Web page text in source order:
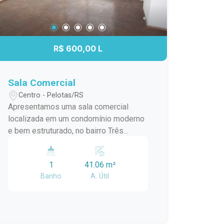
R$ 600,00 L
Sala Comercial
Centro - Pelotas/RS
Apresentamos uma sala comercial
localizada em um condomínio moderno
e bem estruturado, no bairro Três
amplo e versátil, ideal para atender às
necessidades do seu empreendimento.
Além disso, a sala conta com um
1
Banho
41.06 m²
A. Útil